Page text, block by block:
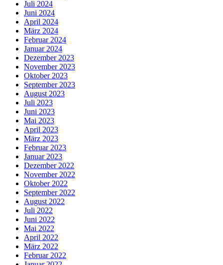
Juli 2024
Juni 2024
April 2024
März 2024
Februar 2024
Januar 2024
Dezember 2023
November 2023
Oktober 2023
September 2023
August 2023
Juli 2023
Juni 2023
Mai 2023
April 2023
März 2023
Februar 2023
Januar 2023
Dezember 2022
November 2022
Oktober 2022
September 2022
August 2022
Juli 2022
Juni 2022
Mai 2022
April 2022
März 2022
Februar 2022